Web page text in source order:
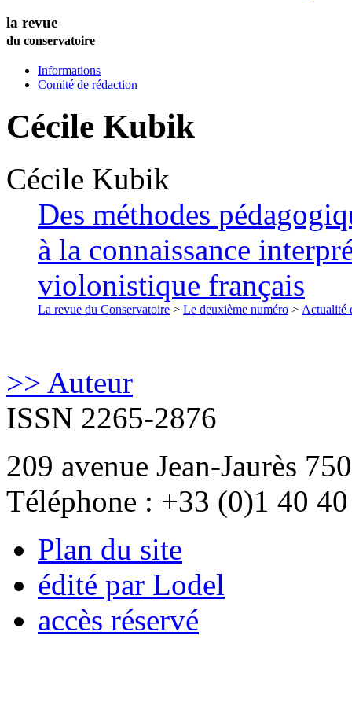
la revue
du conservatoire
Informations
Comité de rédaction
Cécile Kubik
Cécile Kubik
Des méthodes
à la connaissance
violonistique français
La revue du Conservatoire > Le deuxième numéro > Actualité
>> Auteur
ISSN 2265-2876
209 avenue Jean-Jaurès
Téléphone : +33 (0)1 40
Plan du site
édité par Lodel
accès réservé